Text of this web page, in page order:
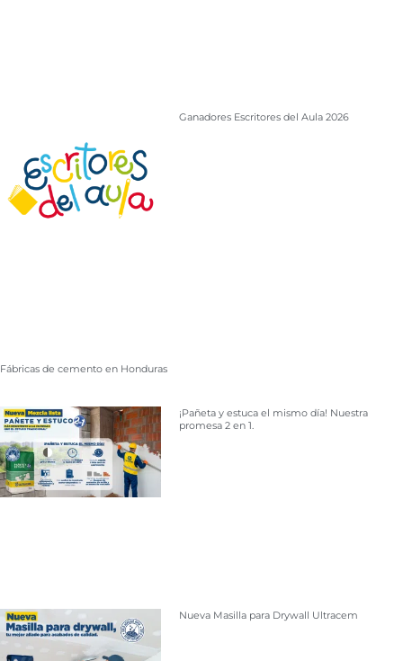
Ganadores Escritores del Aula 2026
Fábricas de cemento en Honduras
¡Pañeta y estuca el mismo día! Nuestra
promesa 2 en 1.
Nueva Masilla para Drywall Ultracem